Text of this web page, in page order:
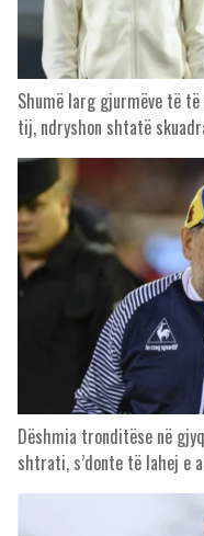
Shumë larg gjurmëve të
tij, ndryshon shtatë
Dëshmia tronditëse në
shtrati, s’donte të lahej e